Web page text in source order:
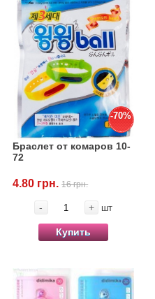
-70%
Браслет от комаров 10-
72
4.80 грн.16 грн.
- + шт
Купить